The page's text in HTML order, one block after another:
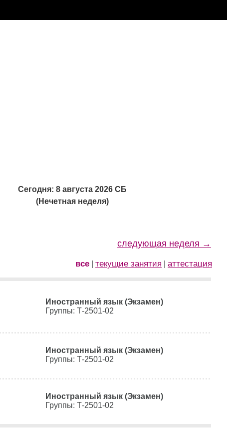
Сегодня: 8 августа 2026 СБ
(Нечетная неделя)
следующая неделя →
все текущие занятия аттестация
Иностранный язык (Экзамен)
Группы: Т-2501-02
Иностранный язык (Экзамен)
Группы: Т-2501-02
Иностранный язык (Экзамен)
Группы: Т-2501-02